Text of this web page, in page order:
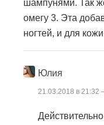
шампунями. Так
омегу 3. Эта
ногтей, и для
Юлия
21.03.2018 в 21:32